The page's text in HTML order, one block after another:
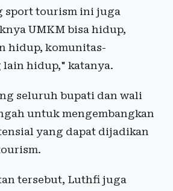
sport tourism ini juga
UMKM bisa hidup,
hidup, komunitas-
hidup," katanya.
seluruh bupati dan wali
untuk mengembangkan
yang dapat dijadikan
tersebut, Luthfi juga